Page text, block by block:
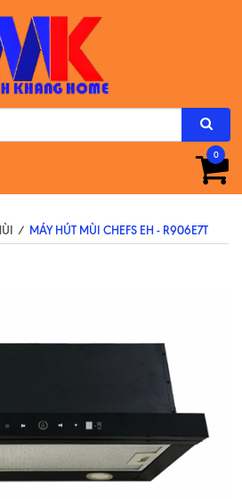
0
/ MÁY HÚT MÙI CHEFS EH - R906E7T